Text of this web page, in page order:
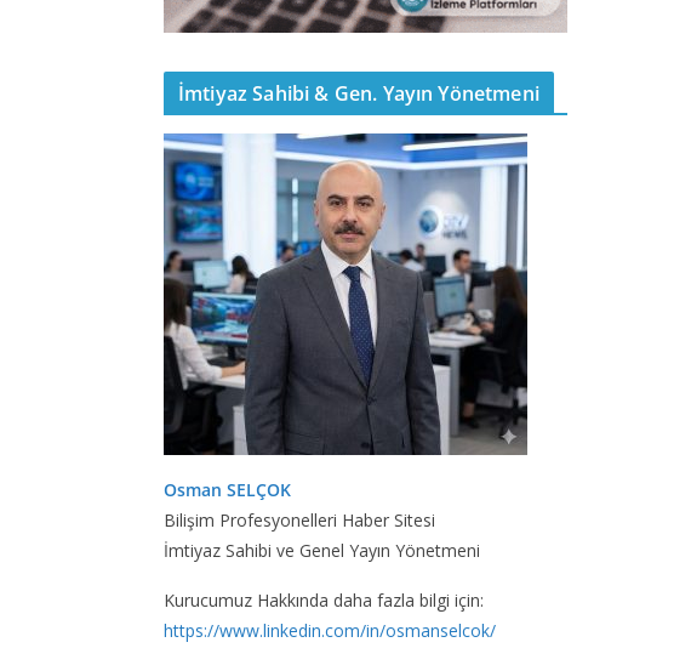
İmtiyaz Sahibi & Gen. Yayın Yönetmeni
Osman SELÇOK
Bilişim Profesyonelleri Haber Sitesi
İmtiyaz Sahibi ve Genel Yayın Yönetmeni
Kurucumuz Hakkında daha fazla bilgi için:
https://www.linkedin.com/in/osmanselcok/